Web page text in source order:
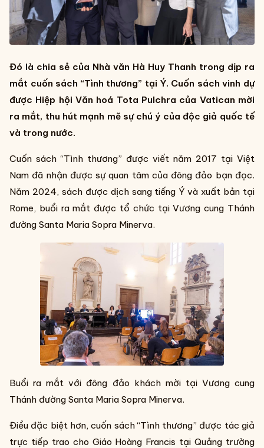
Đó là chia sẻ của Nhà văn Hà Huy Thanh trong dịp ra
mắt cuốn sách “Tình thương” tại Ý. Cuốn sách vinh dự
được Hiệp hội Văn hoá Tota Pulchra của Vatican mời
ra mắt, thu hút mạnh mẽ sự chú ý của độc giả quốc tế
và trong nước.
Cuốn sách “Tình thương” được viết năm 2017 tại Việt
Nam đã nhận được sự quan tâm của đông đảo bạn đọc.
Năm 2024, sách được dịch sang tiếng Ý và xuất bản tại
Rome, buổi ra mắt được tổ chức tại Vương cung Thánh
đường Santa Maria Sopra Minerva.
Buổi ra mắt với đông đảo khách mời tại Vương cung
Thánh đường Santa Maria Sopra Minerva.
Điều đặc biệt hơn, cuốn sách “Tình thương” được tác giả
trực tiếp trao cho Giáo Hoàng Francis tại Quảng trường